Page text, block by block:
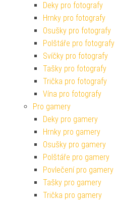
Deky pro fotografy
Hrnky pro fotografy
Osušky pro fotografy
Polštáře pro fotografy
Svíčky pro fotografy
Tašky pro fotografy
Trička pro fotografy
Vína pro fotografy
Pro gamery
Deky pro gamery
Hrnky pro gamery
Osušky pro gamery
Polštáře pro gamery
Povlečení pro gamery
Tašky pro gamery
Trička pro gamery